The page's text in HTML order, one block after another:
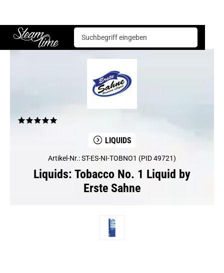
Steam time
Liquids Tobacco No. 1 Liquid by Erste Sahne
LIQUIDS
Artikel-Nr.: ST-ES-NI-TOBNO1 (PID 49721)
Liquids: Tobacco No. 1 Liquid by
Erste Sahne